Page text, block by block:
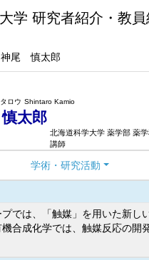
学 研究者紹介・教員
尾 慎太郎
ロウ Shintaro Kamio
太郎
北海道科学大学 薬学部 薬
講師
学術・研究活動
では、「触媒」を用いた新し
合成化学では、触媒反応の開